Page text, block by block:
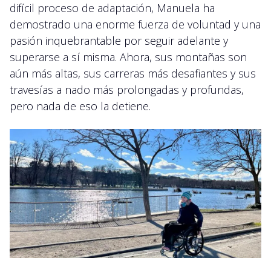
difícil proceso de adaptación, Manuela ha
demostrado una enorme fuerza de voluntad y una
pasión inquebrantable por seguir adelante y
superarse a sí misma. Ahora, sus montañas son
aún más altas, sus carreras más desafiantes y sus
travesías a nado más prolongadas y profundas,
pero nada de eso la detiene.